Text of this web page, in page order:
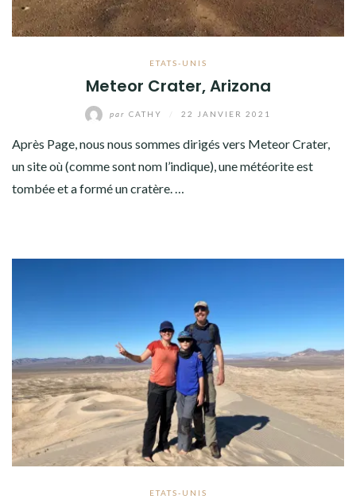
ETATS-UNIS
Meteor Crater, Arizona
par CATHY 22 JANVIER 2021
Après Page, nous nous sommes dirigés vers Meteor Crater,
un site où (comme sont nom l’indique), une météorite est
tombée et a formé un cratère. …
ETATS-UNIS